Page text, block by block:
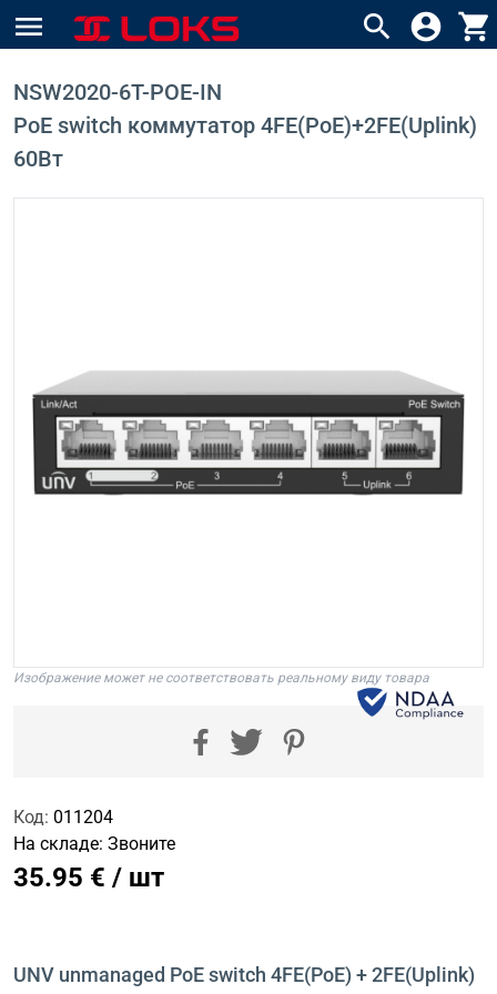
menu search account_circle shopping_cart
NSW2020-6T-POE-IN
PoE switch коммутатор 4FE(PoE)+2FE(Uplink)
60Вт
Изображение может не соответствовать реальному виду товара
Код: 011204
На складе: Звоните
35.95 € / шт
UNV unmanaged PoE switch 4FE(PoE) + 2FE(Uplink)